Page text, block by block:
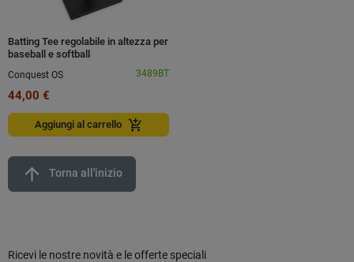
Batting Tee regolabile in altezza per
baseball e softball
Conquest OS
3489BT
44,00 €
Aggiungi al carrello add_shopping_cart
arrow_upward Torna all'inizio
Ricevi le nostre novità e le offerte speciali